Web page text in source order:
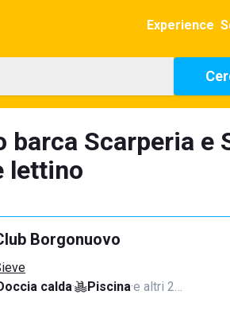
Experience
Scarperia e
lettino
Borgonuovo
calda· Piscina·e altri 2…